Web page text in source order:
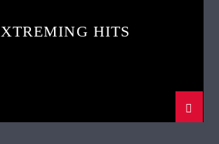
XTREMING HITS